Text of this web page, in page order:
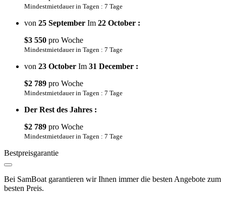
Mindestmietdauer in Tagen : 7 Tage
von 25 September Im 22 October :
$3 550 pro Woche
Mindestmietdauer in Tagen : 7 Tage
von 23 October Im 31 December :
$2 789 pro Woche
Mindestmietdauer in Tagen : 7 Tage
Der Rest des Jahres :
$2 789 pro Woche
Mindestmietdauer in Tagen : 7 Tage
Bestpreisgarantie
Bei SamBoat garantieren wir Ihnen immer die besten Angebote zum
besten Preis.